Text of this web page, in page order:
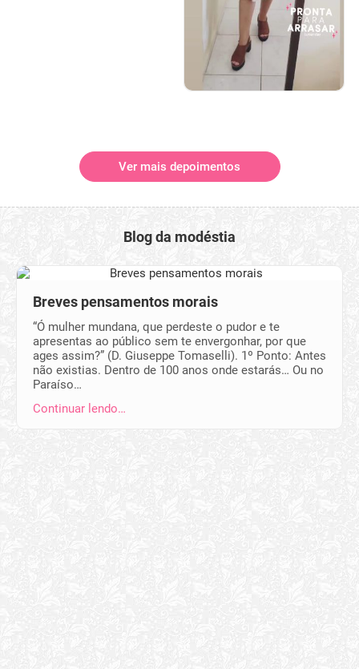
Ver mais depoimentos
Blog da modéstia
Breves pensamentos morais
“Ó mulher mundana, que perdeste o pudor e te
apresentas ao público sem te envergonhar, por que
ages assim?” (D. Giuseppe Tomaselli). 1º Ponto: Antes
não existias. Dentro de 100 anos onde estarás… Ou no
Paraíso…
Continuar lendo…